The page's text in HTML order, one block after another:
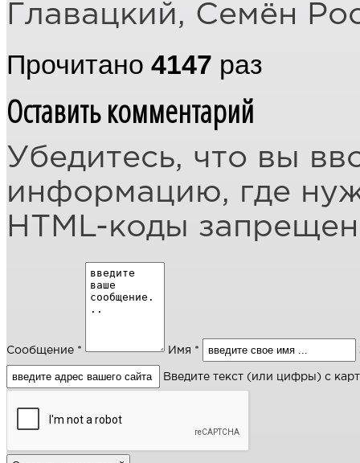
Главацкий, Семён
Прочитано 4147 раз
Оставить комментарий
Убедитесь, что вы
информацию, где
HTML-коды
Сообщение * Имя *
Введите текст (или цифры) с